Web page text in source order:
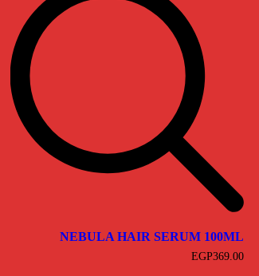
NEBULA HAIR SERUM 100ML
EGP369.00